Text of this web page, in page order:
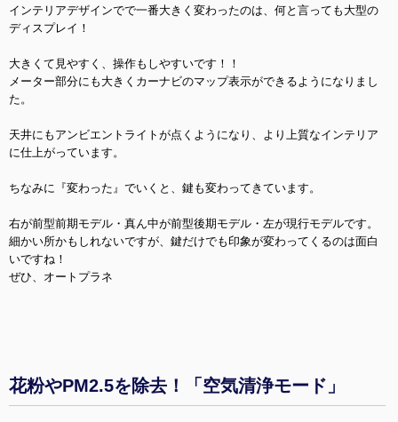
インテリアデザインでで一番大きく変わったのは、何と言っても大型の
ディスプレイ！
大きくて見やすく、操作もしやすいです！！
メーター部分にも大きくカーナビのマップ表示ができるようになりまし
た。
天井にもアンビエントライトが点くようになり、より上質なインテリア
に仕上がっています。
ちなみに『変わった』でいくと、鍵も変わってきています。
右が前型前期モデル・真ん中が前型後期モデル・左が現行モデルです。
細かい所かもしれないですが、鍵だけでも印象が変わってくるのは面白
いですね！
ぜひ、オートプラネ
花粉やPM2.5を除去！「空気清浄モード」